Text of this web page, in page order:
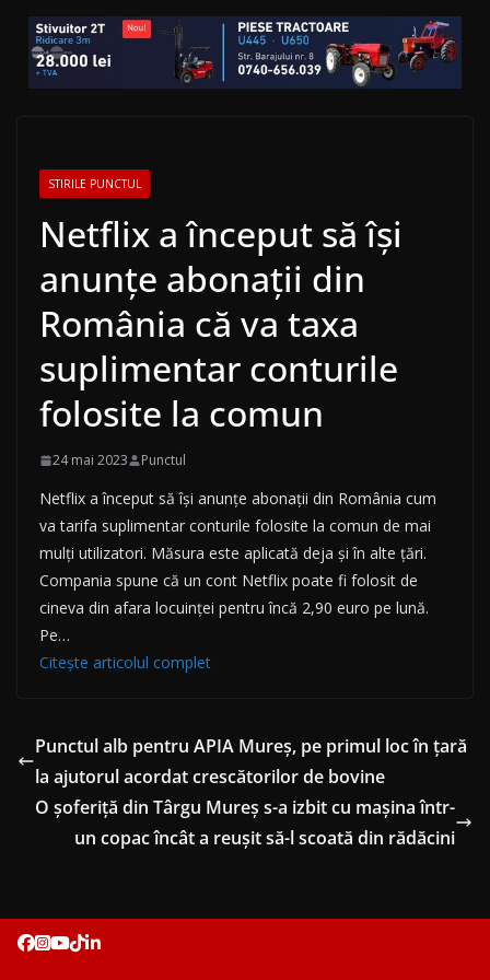
STIRILE PUNCTUL
Netflix a început să își
anunțe abonații din
România că va taxa
suplimentar conturile
folosite la comun
24 mai 2023 Punctul
Netflix a început să își anunțe abonații din România cum
va tarifa suplimentar conturile folosite la comun de mai
mulți utilizatori. Măsura este aplicată deja și în alte țări.
Compania spune că un cont Netflix poate fi folosit de
cineva din afara locuinței pentru încă 2,90 euro pe lună.
Pe…
Citește articolul complet
Punctul alb pentru APIA Mureș, pe primul loc în țară
la ajutorul acordat crescătorilor de bovine
O şoferiţă din Târgu Mureş s-a izbit cu maşina într-
un copac încât a reuşit să-l scoată din rădăcini